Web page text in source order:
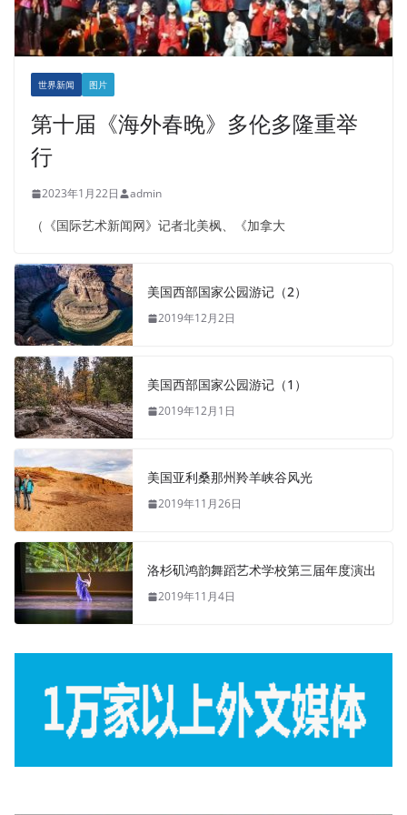
世界新闻 图片
第十届《海外春晚》多伦多隆重举
行
2023年1月22日 admin
（《国际艺术新闻网》记者北美枫、《加拿大
美国西部国家公园游记（2）
2019年12月2日
美国西部国家公园游记（1）
2019年12月1日
美国亚利桑那州羚羊峡谷风光
2019年11月26日
洛杉矶鸿韵舞蹈艺术学校第三届年度演出
2019年11月4日